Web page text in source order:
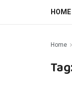
HOME
Home